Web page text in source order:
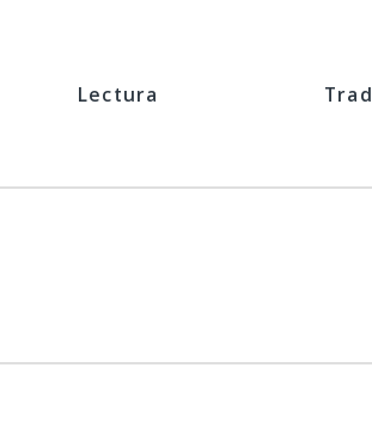
Lectura